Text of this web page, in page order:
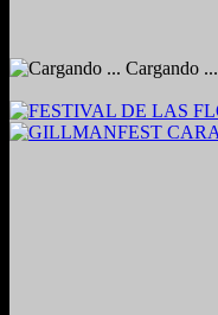
Cargando ...